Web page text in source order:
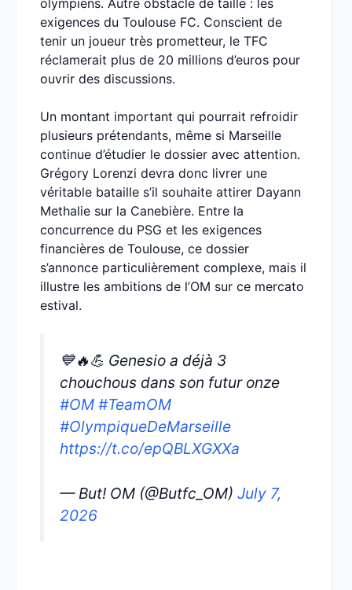
olympiens. Autre obstacle de taille : les
exigences du Toulouse FC. Conscient de
tenir un joueur très prometteur, le TFC
réclamerait plus de 20 millions d’euros pour
ouvrir des discussions.
Un montant important qui pourrait refroidir
plusieurs prétendants, même si Marseille
continue d’étudier le dossier avec attention.
Grégory Lorenzi devra donc livrer une
véritable bataille s’il souhaite attirer Dayann
Methalie sur la Canebière. Entre la
concurrence du PSG et les exigences
financières de Toulouse, ce dossier
s’annonce particulièrement complexe, mais il
illustre les ambitions de l’OM sur ce mercato
estival.
💙🔥💪 Genesio a déjà 3
chouchous dans son futur onze
#OM #TeamOM
#OlympiqueDeMarseille
https://t.co/epQBLXGXXa
— But! OM (@Butfc_OM) July 7,
2026